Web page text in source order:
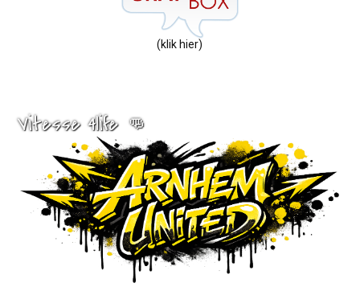
(klik hier)
Vitesse 4life 👊